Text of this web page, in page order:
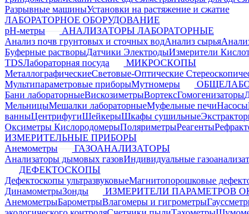
Разрывные машиныУстановки на растяжение и сжатие
ЛАБОРАТОРНОЕ ОБОРУДОВАНИЕ
pH-метры
АНАЛИЗАТОРЫ ЛАБОРАТОРНЫЕ
Анализ почв грунтовых и сточных водАнализ сырья
Буферные растворыДатчики ЭлектродыИзмерители
TDSЛабораторная посуда
МИКРОСКОПЫ
МеталлографическиеСветовые-Оптические
Мультипараметровые приборыМутномеры
Бани лабораторныеВискозиметрыВортексГомогенизаторы
МельницыМешалки лабораторныеМуфельные печиНасосы
ванныЦентрифугиШейкерыШкафы сушильные
Оксиметры КислородомерыПоляриметрыРеагенты
ИЗМЕРИТЕЛЬНЫЕ ПРИБОРЫ
Анемометры
ГАЗОАНАЛИЗАТОРЫ
Анализаторы дымовых газовИндивидуальные
ДЕФЕКТОСКОПЫ
Дефектоскопы ультразвуковыеМагнитопорошковые
ДинамометрыЗонды
ИЗМЕРИТЕЛИ ПАРАМЕТРОВ
АнемометрыБарометрыВлагомеры и гигрометры